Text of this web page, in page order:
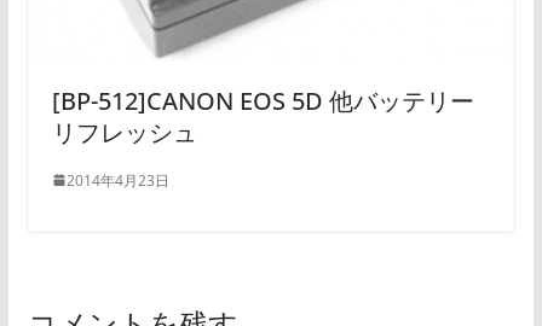
[BP-512]CANON EOS 5D 他バッテリー
リフレッシュ
2014年4月23日